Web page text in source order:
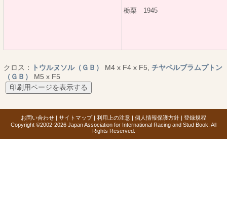
栃栗 1945
クロス： トウルヌソル（ＧＢ） M4 x F4 x F5, チヤペルブラムプトン
（ＧＢ）
M5 x F5
お問い合わせ | サイトマップ| 利用上の注意 | 個人情報保護方針 | 登録規程
Copyright ©2002-2026 Japan Association for International Racing and Stud Book. All
Rights Reserved.